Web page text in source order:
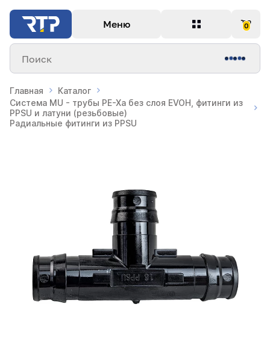
Меню 0
Поиск
Главная
Каталог
Система MU - трубы PE-Xa без слоя EVOH, фитинги из
PPSU и латуни (резьбовые)
Радиальные фитинги из PPSU